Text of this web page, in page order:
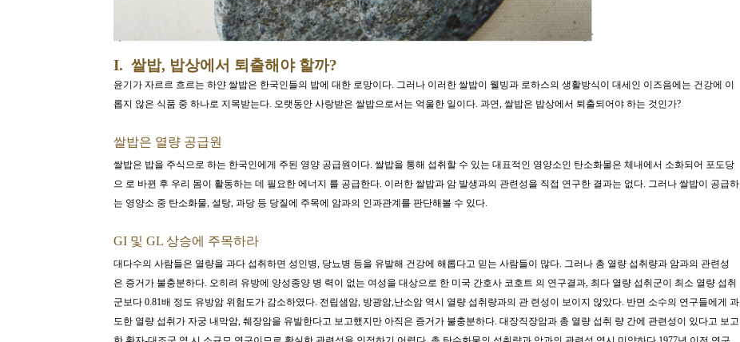
I. 쌀밥, 밥상에서 퇴출해야 할까?
윤기가 자르르 흐르는 하얀 쌀밥은 한국인들의 밥에 대한 로망이다. 그러나 이러한 쌀밥이 웰빙과 로하스의 생활방식이 대세인 이즈음에는 건강에 이
롭지 않은 식품 중 하나로 지목받는다. 오랫동안 사랑받은 쌀밥으로서는 억울한 일이다. 과연, 쌀밥은 밥상에서 퇴출되어야 하는 것인가?
쌀밥은 열량 공급원
쌀밥은 밥을 주식으로 하는 한국인에게 주된 영양 공급원이다. 쌀밥을 통해 섭취할 수 있는 대표적인 영양소인 탄소화물은 체내에서 소화되어 포도당
으 로 바뀐 후 우리 몸이 활동하는 데 필요한 에너지 를 공급한다. 이러한 쌀밥과 암 발생과의 관련성을 직접 연구한 결과는 없다. 그러나 쌀밥이 공급하
는 영양소 중 탄소화물, 설탕, 과당 등 당질에 주목에 암과의 인과관계를 판단해볼 수 있다.
GI 및 GL 상승에 주목하라
대다수의 사람들은 열량을 과다 섭취하면 성인병, 당뇨병 등을 유발해 건강에 해롭다고 믿는 사람들이 많다. 그러나 총 열량 섭취량과 암과의 관련성
은 증거가 불충분하다. 오히려 유방에 양성종양 병 력이 없는 여성을 대상으로 한 미국 간호사 코호트 의 연구결과, 최다 열량 섭취군이 최소 열량 섭취
군보다 0.81배 정도 유방암 위험도가 감소하였다. 전립샘암, 방광암,난소암 역시 열량 섭취량과의 관 련성이 보이지 않았다. 반면 소수의 연구들에게 과
도한 열량 섭취가 자궁 내막암, 췌장암을 유발한다고 보고했지만 아직은 증거가 불충분하다. 대장직장암과 총 열량 섭취 량 간에 관련성이 있다고 보고